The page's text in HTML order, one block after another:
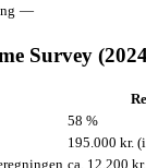
—
Survey
58 %
195.000 kr.
ca. 12.200 kr.